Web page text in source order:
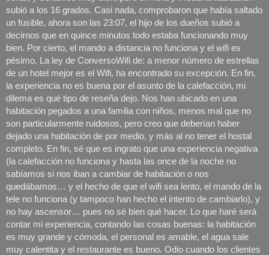
subió a los 16 grados. Casi nada, comprobaron que había saltado
un fusible, ahora son las 23:07, el hijo de los dueños subió a
decirnos que en quince minutos todo estaba funcionando muy
bien. Por cierto, el mando a distancia no funciona y el wifi es
pésimo. La ley de ConversoWifi de: a menor número de estrellas
de un hotel mejor es el Wifi, ha encontrado su excepción. En fin,
la experiencia no es buena por el asunto de la calefacción, mi
dilema es qué tipo de reseña dejo. Nos han ubicado en una
habitación pegados a una familia con niños, menos mal que no
son particularmente ruidosos, pero creo que deberían haber
dejado una habitación de por medio, y más al no tener el hostal
completo. En fin, sé que es ingrato que una experiencia negativa
(la calefacción no funciona y hasta las once de la noche no
sabíamos si nos iban a cambiar de habitación o nos
quedábamos… y el hecho de que el wifi sea lento, el mando de la
tele no funciona (y tampoco han hecho el intento de cambiarlo), y
no hay ascensor… pues no sé bien qué hacer. Lo que haré será
contar mi experiencia, contando las cosas buenas: la habitación
es muy grande y cómoda, el personal es amable, el agua sale
muy calentita y el restaurante es bueno. Odio cuando los clientes